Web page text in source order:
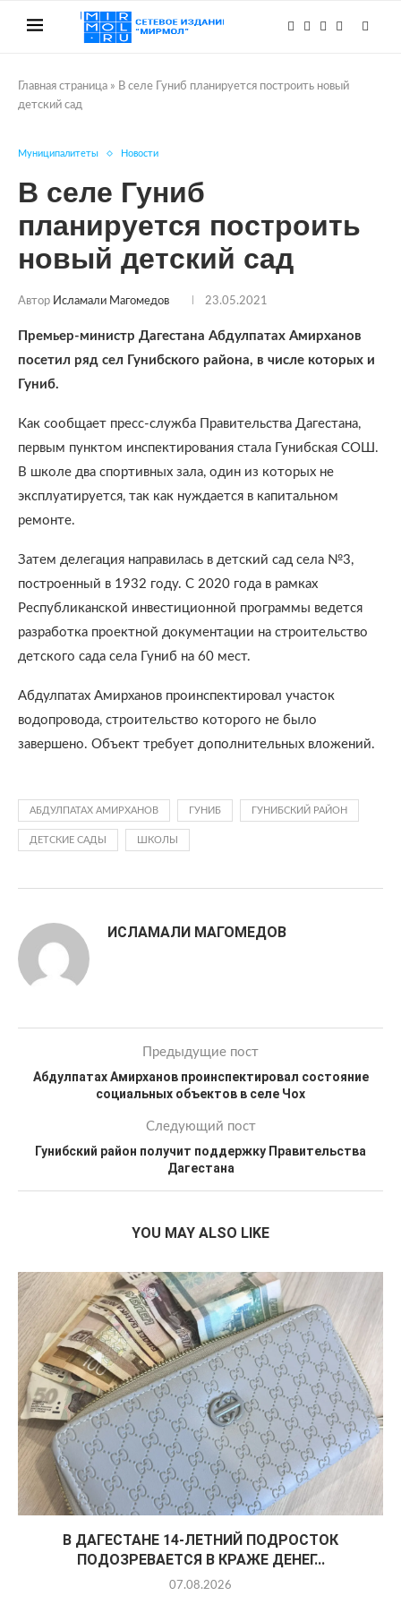
Главная страница » В селе Гуниб планируется построить новый
детский сад
Муниципалитеты Новости
В селе Гуниб
планируется построить
новый детский сад
Автор Исламали Магомедов 23.05.2021
Премьер-министр Дагестана Абдулпатах Амирханов
посетил ряд сел Гунибского района, в числе которых и
Гуниб.
Как сообщает пресс-служба Правительства Дагестана,
первым пунктом инспектирования стала Гунибская СОШ.
В школе два спортивных зала, один из которых не
эксплуатируется, так как нуждается в капитальном
ремонте.
Затем делегация направилась в детский сад села №3,
построенный в 1932 году. С 2020 года в рамках
Республиканской инвестиционной программы ведется
разработка проектной документации на строительство
детского сада села Гуниб на 60 мест.
Абдулпатах Амирханов проинспектировал участок
водопровода, строительство которого не было
завершено. Объект требует дополнительных вложений.
АБДУЛПАТАХ АМИРХАНОВ ГУНИБ ГУНИБСКИЙ РАЙОН
ДЕТСКИЕ САДЫ ШКОЛЫ
ИСЛАМАЛИ МАГОМЕДОВ
Предыдущие пост
Абдулпатах Амирханов проинспектировал состояние
социальных объектов в селе Чох
Следующий пост
Гунибский район получит поддержку Правительства
Дагестана
YOU MAY ALSO LIKE
В ДАГЕСТАНЕ 14-ЛЕТНИЙ ПОДРОСТОК
ПОДОЗРЕВАЕТСЯ В КРАЖЕ ДЕНЕГ...
07.08.2026